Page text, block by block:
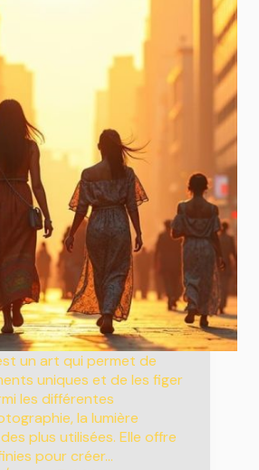
un art qui permet de
uniques et de les figer
les différentes
la lumière
plus utilisées. Elle offre
pour créer…